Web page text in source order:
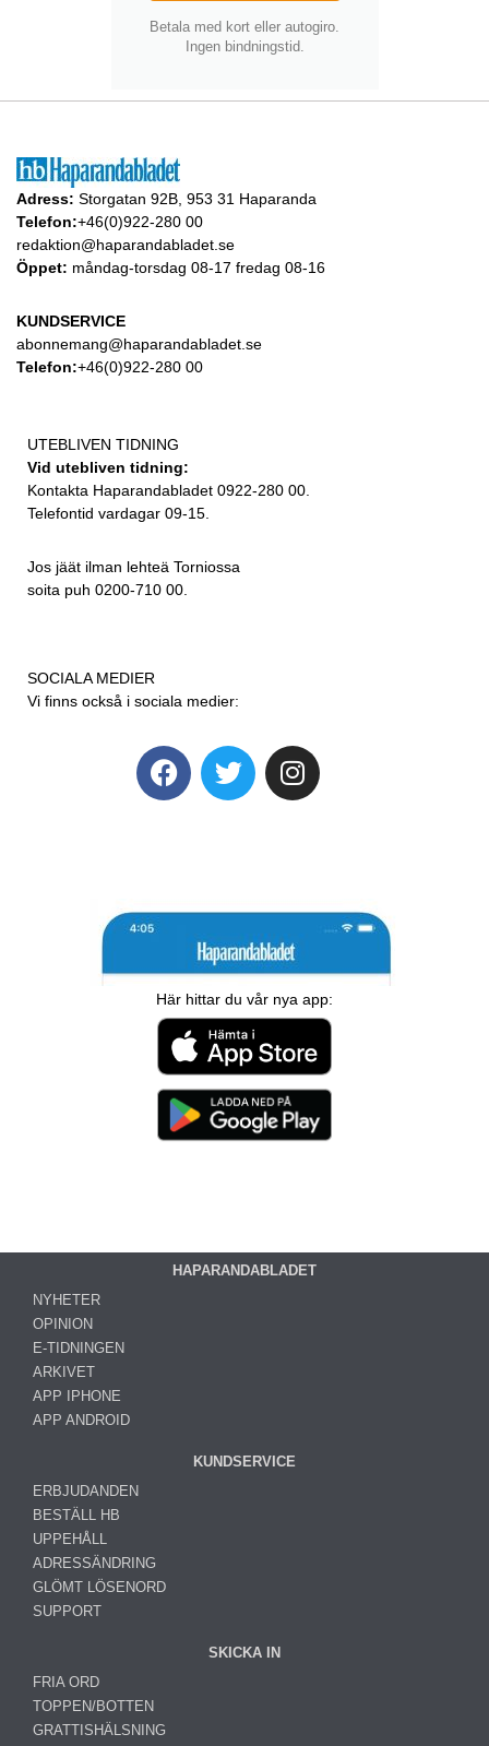
Betala med kort eller autogiro.
Ingen bindningstid.
Adress: Storgatan 92B, 953 31 Haparanda
Telefon:+46(0)922-280 00
redaktion@haparandabladet.se
Öppet: måndag-torsdag 08-17 fredag 08-16
KUNDSERVICE
abonnemang@haparandabladet.se
Telefon:+46(0)922-280 00
UTEBLIVEN TIDNING
Vid utebliven tidning:
Kontakta Haparandabladet 0922-280 00.
Telefontid vardagar 09-15.
Jos jäät ilman lehteä Torniossa
soita puh 0200-710 00.
SOCIALA MEDIER
Vi finns också i sociala medier:
Här hittar du vår nya app:
HAPARANDABLADET
NYHETER
OPINION
E-TIDNINGEN
ARKIVET
APP IPHONE
APP ANDROID
KUNDSERVICE
ERBJUDANDEN
BESTÄLL HB
UPPEHÅLL
ADRESSÄNDRING
GLÖMT LÖSENORD
SUPPORT
SKICKA IN
FRIA ORD
TOPPEN/BOTTEN
GRATTISHÄLSNING